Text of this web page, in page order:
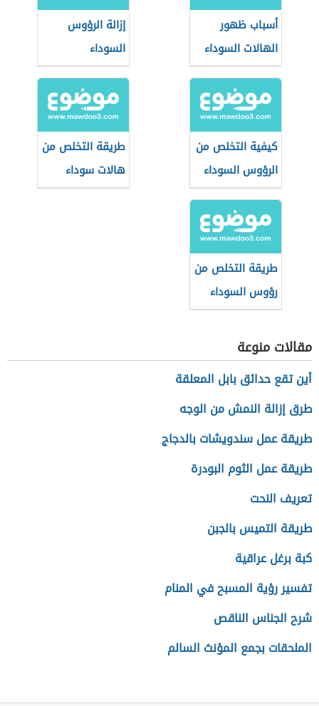
أسباب ظهور
الهالات السوداء
تحت العين
إزالة الرؤوس
السوداء
كيفية التخلص من
الرؤوس السوداء
في الساقين
طريقة التخلص من
هالات سوداء
طريقة التخلص من
رؤوس السوداء
مقالات منوعة
أين تقع حدائق بابل المعلقة
طرق إزالة النمش من الوجه
طريقة عمل سندويشات بالدجاج
طريقة عمل الثوم البودرة
تعريف النحت
طريقة التميس بالجبن
كبة برغل عراقية
تفسير رؤية المسبح في المنام
شرح الجناس الناقص
الملحقات بجمع المؤنث السالم